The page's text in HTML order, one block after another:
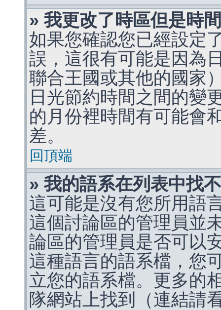
» 我更改了時區但是時
如果您確認您已經設定
誤，這很有可能是因為
聯合王國或其他的國家
日光節約時間之間的變
的月份裡時間有可能會
差。
回頂端
» 我的語系在列表中找
這可能是沒有您所用語
這個討論區的管理員並
論區的管理員是否可以
這種語言的語系檔，您
立您的語系檔。更多的
隊網站上找到（連結請